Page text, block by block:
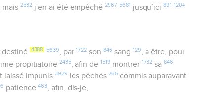
mais2532 j’en ai été empêché2967 5681 jusqu’ici891 1204
destiné 4388 5639, par 1722son 846 sang 129, à être, pour
propitiatoire2435 , afin de 1519 montrer 1732 sa846
laissé impunis3929 les péchés265 commis auparavant
patience463, afin, dis-je,